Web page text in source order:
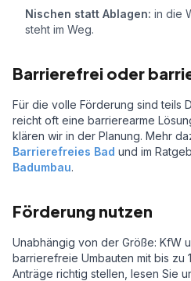
Nischen statt Ablagen: in die
steht im Weg.
Barrierefrei oder
Für die volle Förderung sind teils
reicht oft eine barrierearme
klären wir in der Planung. Mehr
Barrierefreies Bad und im
Badumbau.
Förderung nutzen
Unabhängig von der Größe: KfW
barrierefreie Umbauten mit bis zu
Anträge richtig stellen, lesen Sie